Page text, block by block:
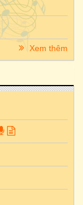
Xem thêm